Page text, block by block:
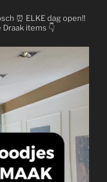
⏰ ELKE dag open!!
items 👇